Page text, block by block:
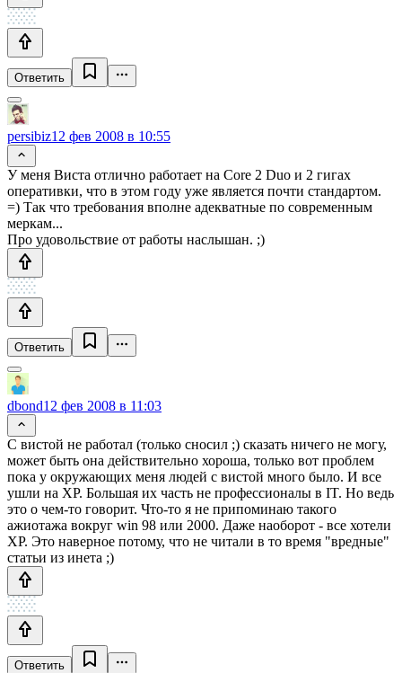
Ответить
persibiz12 фев 2008 в 10:55
У меня Виста отлично работает на Core 2 Duo и 2 гигах
оперативки, что в этом году уже является почти стандартом.
=) Так что требования вполне адекватные по современным
меркам...
Про удовольствие от работы наслышан. ;)
Ответить
dbond12 фев 2008 в 11:03
С вистой не работал (только сносил ;) сказать ничего не могу,
может быть она действительно хороша, только вот проблем
пока у окружающих меня людей с вистой много было. И все
ушли на XP. Большая их часть не профессионалы в IT. Но ведь
это о чем-то говорит. Что-то я не припоминаю такого
ажиотажа вокруг win 98 или 2000. Даже наоборот - все хотели
XP. Это наверное потому, что не читали в то время "вредные"
статьи из инета ;)
Ответить